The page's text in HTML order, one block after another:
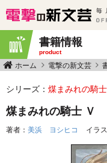
毎
書籍情報
product
ホーム 電撃の新文芸
シリーズ： 煤まみれの騎士
煤まみれの騎士 Ｖ
著者： 美浜 ヨシヒコ イラ